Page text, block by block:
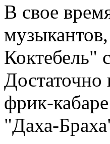
В свое
Коктебель"
Достаточно
фрик-
"Даха-